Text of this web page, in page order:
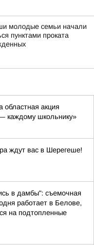
молодые семьи начали
пунктами проката
акция
каждому школьнику»
ждут вас в Шерегеше!
в дамбы": съемочная
работает в Белове,
на подтопленные